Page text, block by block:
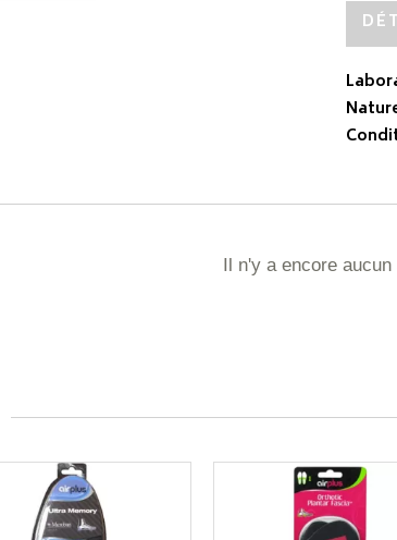
Il n'y a encore aucun